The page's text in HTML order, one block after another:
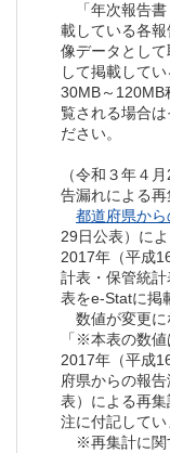
「年次報告書
載している各
像データとし
して掲載して
30MB～120MB
覧される場合
ださい。
（令和３年４
告漏れによる
都道府県か
29日公表）に
2017年（平成
計表・保管統
表をe-Statに掲
数値が変更に
「※本表の数
2017年（平成
府県からの報
表）による再
注に付記してい
※再集計に関